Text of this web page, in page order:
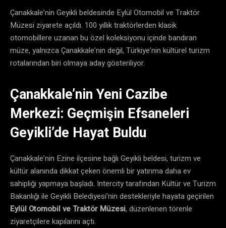
Çanakkale’nin Geyikli beldesinde Eylül Otomobil ve Traktör
Müzesi ziyarete açıldı. 100 yıllık traktörlerden klasik
otomobillere uzanan bu özel koleksiyonu içinde bandıran
müze, yalnızca Çanakkale’nin değil, Türkiye’nin kültürel turizm
rotalarından biri olmaya aday gösteriliyor.
Çanakkale’nin Yeni Cazibe
Merkezi: Geçmişin Efsaneleri
Geyikli’de Hayat Buldu
Çanakkale’nin Ezine ilçesine bağlı Geyikli beldesi, turizm ve
kültür alanında dikkat çeken önemli bir yatırıma daha ev
sahipliği yapmaya başladı. Intercity tarafından Kültür ve Turizm
Bakanlığı ile Geyikli Belediyesi’nin destekleriyle hayata geçirilen
Eylül Otomobil ve Traktör Müzesi, düzenlenen törenle
ziyaretçilere kapılarını açtı.